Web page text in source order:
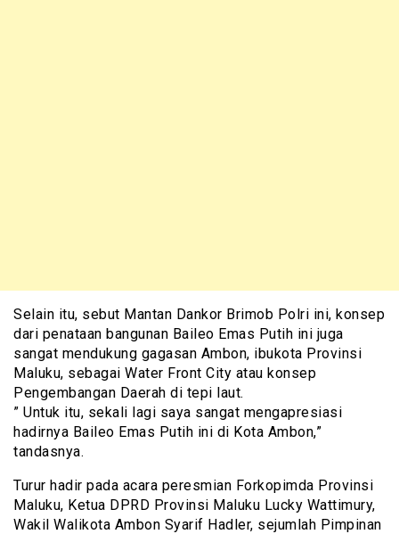
Selain itu, sebut Mantan Dankor Brimob Polri ini, konsep
dari penataan bangunan Baileo Emas Putih ini juga
sangat mendukung gagasan Ambon, ibukota Provinsi
Maluku, sebagai Water Front City atau konsep
Pengembangan Daerah di tepi laut.
” Untuk itu, sekali lagi saya sangat mengapresiasi
hadirnya Baileo Emas Putih ini di Kota Ambon,”
tandasnya.
Turur hadir pada acara peresmian Forkopimda Provinsi
Maluku, Ketua DPRD Provinsi Maluku Lucky Wattimury,
Wakil Walikota Ambon Syarif Hadler, sejumlah Pimpinan